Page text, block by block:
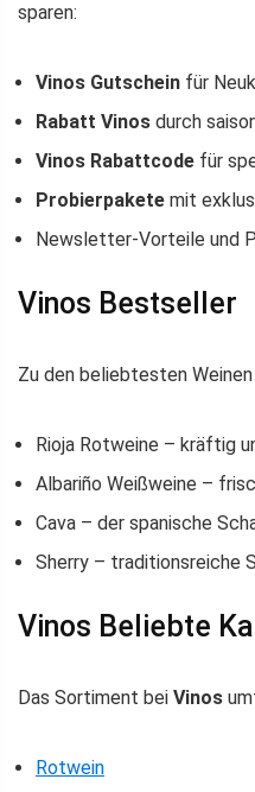
sparen:
Vinos Gutschein für
Rabatt Vinos durch
Vinos Rabattcode für
Probierpakete mit
Newsletter-Vorteile und
Vinos Bestseller
Zu den beliebtesten
Rioja Rotweine – kräftig
Albariño Weißweine –
Cava – der spanische
Sherry – traditionsreiche
Vinos Beliebte
Das Sortiment bei Vinos
Rotwein